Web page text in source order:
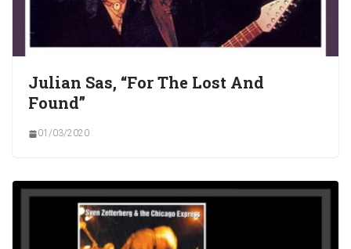
Julian Sas, “For The Lost And
Found”
01/03/2020